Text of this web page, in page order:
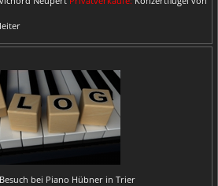
Besuch bei Piano Hübner in Trier